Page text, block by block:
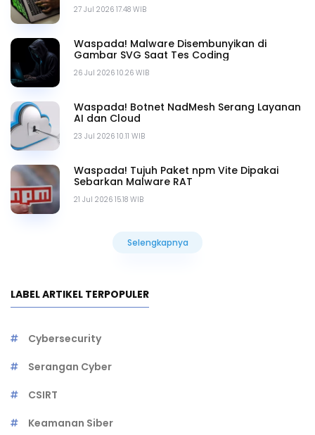
27 Jul 2026 17.48 WIB
26 Jul 2026 10.26 WIB
Waspada! Malware Disembunyikan di
Gambar SVG Saat Tes Coding
23 Jul 2026 10.11 WIB
Waspada! Botnet NadMesh Serang Layanan
AI dan Cloud
21 Jul 2026 15.18 WIB
Waspada! Tujuh Paket npm Vite Dipakai
Sebarkan Malware RAT
Selengkapnya
LABEL ARTIKEL TERPOPULER
Cybersecurity
Serangan Cyber
CSIRT
Keamanan Siber